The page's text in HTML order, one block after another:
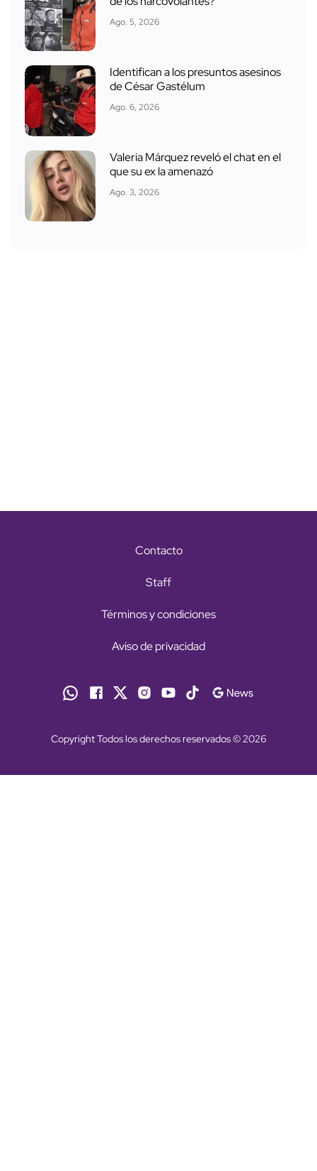
Ago. 5, 2026
Identifican a los presuntos asesinos
de César Gastélum
Ago. 6, 2026
Valeria Márquez reveló el chat en el
que su ex la amenazó
Ago. 3, 2026
Contacto
Staff
Términos y condiciones
Aviso de privacidad
Copyright Todos los derechos reservados © 2026